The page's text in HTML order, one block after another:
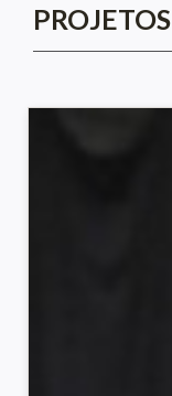
PROJETOS